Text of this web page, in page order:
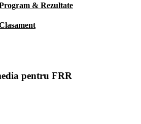
& Rezultate
pentru FRR